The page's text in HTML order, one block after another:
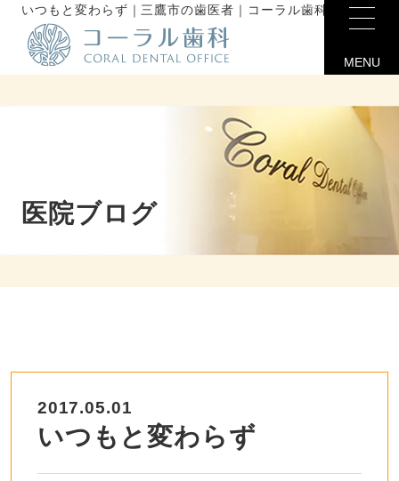
いつもと変わらず｜三鷹市の歯医者｜コーラル歯科未分類
MENU
医院ブログ
2017.05.01
いつもと変わらず